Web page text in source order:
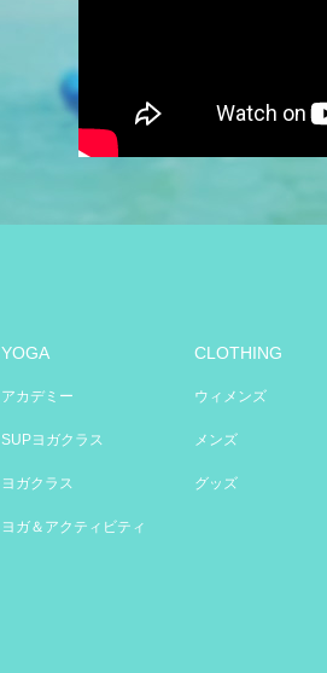
YOGA
アカデミー
SUPヨガクラス
ヨガクラス
ヨガ＆アクティビティ
CLOTHING
ウィメンズ
メンズ
グッズ